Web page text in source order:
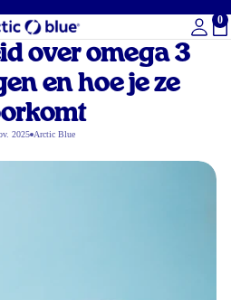
0
over omega 3
en hoe je ze
2025 Arctic Blue